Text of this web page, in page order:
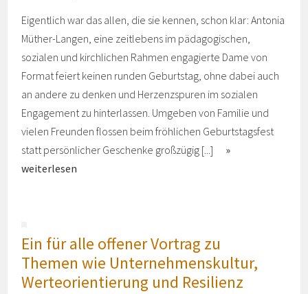
Eigentlich war das allen, die sie kennen, schon klar: Antonia
Müther-Langen, eine zeitlebens im pädagogischen,
sozialen und kirchlichen Rahmen engagierte Dame von
Format feiert keinen runden Geburtstag, ohne dabei auch
an andere zu denken und Herzenzspuren im sozialen
Engagement zu hinterlassen. Umgeben von Familie und
vielen Freunden flossen beim fröhlichen Geburtstagsfest
statt persönlicher Geschenke großzügig [...]
weiterlesen
Ein für alle offener Vortrag zu
Themen wie Unternehmenskultur,
Werteorientierung und Resilienz